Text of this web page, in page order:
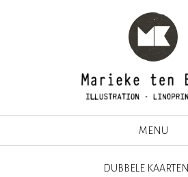
MENU
DUBBELE KAARTEN